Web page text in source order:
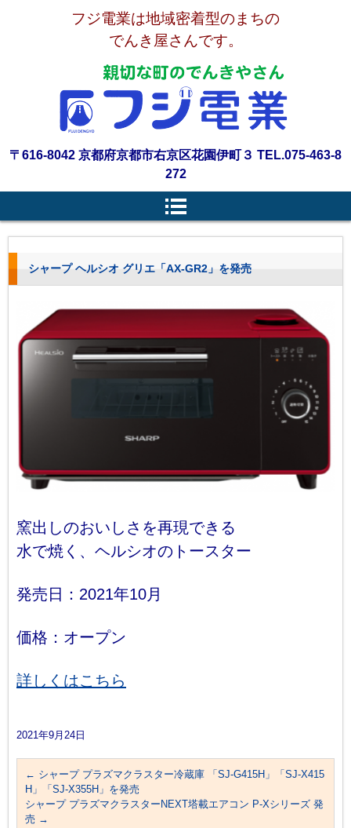
フジ電業は地域密着型のまちの
でんき屋さんです。
〒616-8042 京都府京都市右京区花園伊町３ TEL.075-463-8
272
シャープ ヘルシオ グリエ「AX-GR2」を発売
窯出しのおいしさを再現できる
水で焼く、ヘルシオのトースター
発売日：2021年10月
価格：オープン
詳しくはこちら
2021年9月24日
← シャープ プラズマクラスター冷蔵庫 「SJ-G415H」「SJ-X415
H」「SJ-X355H」を発売
シャープ プラズマクラスターNEXT塔載エアコン P-Xシリーズ 発
売 →